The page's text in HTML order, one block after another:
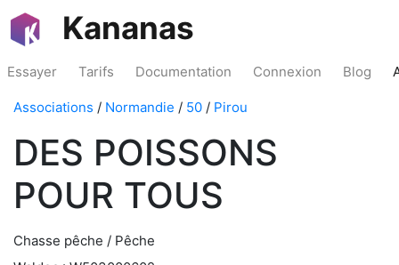
Kananas
Essayer Tarifs Documentation Connexion Blog
Associations / Normandie / 50 / Pirou
DES POISSONS
POUR TOUS
Chasse pêche / Pêche